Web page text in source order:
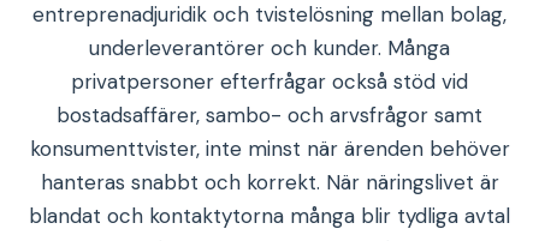
entreprenadjuridik och tvistelösning mellan bolag,
underleverantörer och kunder. Många
privatpersoner efterfrågar också stöd vid
bostadsaffärer, sambo- och arvsfrågor samt
konsumenttvister, inte minst när ärenden behöver
hanteras snabbt och korrekt. När näringslivet är
blandat och kontaktytorna många blir tydliga avtal